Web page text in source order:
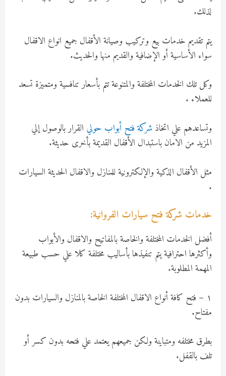
لذلك.
يتم تقديم خدمات بيع وتركيب وصيانة الأقفال جميع انواع الاقفال
سواء الأساسية أو الإضافية والقديم منها والحديث.
وكل تلك الخدمات المختلفة والمتنوعة تتم بأسعار تنافسية ومتميزة تسعد
للعملاء .
وتساعدهم علي اتخاذشركة فتح أبواب حولي القرار بالوصول إلي
المزيد من الامان باستبدال الأقفال القديمة بأخرى حديثة.
مثل الأقفال الذكية والإلكترونية للمنازل والاقفال الحديثة السيارات
.
خدمات شركة فتح سيارات الفروانية:
أفضل الخدمات المختلفة والخاصة بالمفاتيح والاقفال والأبواب
وأكثرها احترافية يتم تنفيذها بأساليب مختلفة كلا علي حسب طبيعة
المهمة المطلوبة.
١ – فتح كافة أنواع الاقفال المختلفة الخاصة بالمنازل والسيارات بدون
مفتاح.
بطرق مختلفه ومتباينة ولكن جميعهم يعتمد علي فتحه بدون كسر أو
تلف بالقفل.